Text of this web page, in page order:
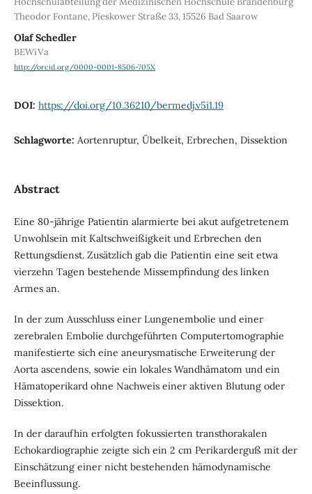
Theodor Fontane, Pieskower Straße 33, 15526 Bad Saarow
Olaf Schedler
BEWiVa
http://orcid.org/0000-0001-8506-705X
DOI: https://doi.org/10.36210/bermedj.v5i1.19
Schlagworte: Aortenruptur, Übelkeit, Erbrechen, Dissektion
Abstract
Eine 80-jährige Patientin alarmierte bei akut aufgetretenem
Unwohlsein mit Kaltschweißigkeit und Erbrechen den
Rettungsdienst. Zusätzlich gab die Patientin eine seit etwa
vierzehn Tagen bestehende Missempfindung des linken
Armes an.
In der zum Ausschluss einer Lungenembolie und einer
zerebralen Embolie durchgeführten Computertomographie
manifestierte sich eine aneurysmatische Erweiterung der
Aorta ascendens, sowie ein lokales Wandhämatom und ein
Hämatoperikard ohne Nachweis einer aktiven Blutung oder
Dissektion.
In der daraufhin erfolgten fokussierten transthorakalen
Echokardiographie zeigte sich ein 2 cm Perikarderguß mit der
Einschätzung einer nicht bestehenden hämodynamische
Beeinflussung.